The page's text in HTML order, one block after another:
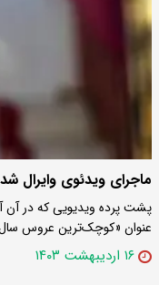
ماجرای ویدئوی وایرال شده عروس ۱۴
عنوان «کوچک‌ترین عروس
۱۶ اردیبهشت ۱۴۰۳